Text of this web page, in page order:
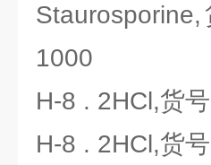
1000
H-8 . 2HCl,货
H-8 . 2HCl,货